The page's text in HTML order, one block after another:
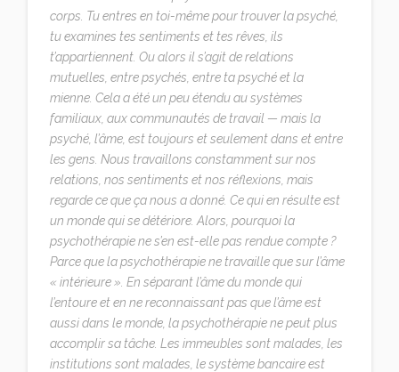
corps. Tu entres en toi-même pour trouver la psyché,
tu examines tes sentiments et tes rêves, ils
t’appartiennent. Ou alors il s’agit de relations
mutuelles, entre psychés, entre ta psyché et la
mienne. Cela a été un peu étendu au systèmes
familiaux, aux communautés de travail — mais la
psyché, l’âme, est toujours et seulement dans et entre
les gens. Nous travaillons constamment sur nos
relations, nos sentiments et nos réflexions, mais
regarde ce que ça nous a donné. Ce qui en résulte est
un monde qui se détériore. Alors, pourquoi la
psychothérapie ne s’en est-elle pas rendue compte ?
Parce que la psychothérapie ne travaille que sur l’âme
« intérieure ». En séparant l’âme du monde qui
l’entoure et en ne reconnaissant pas que l’âme est
aussi dans le monde, la psychothérapie ne peut plus
accomplir sa tâche. Les immeubles sont malades, les
institutions sont malades, le système bancaire est